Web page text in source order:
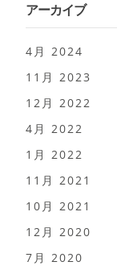
アーカイブ
4月 2024
11月 2023
12月 2022
4月 2022
1月 2022
11月 2021
10月 2021
12月 2020
7月 2020